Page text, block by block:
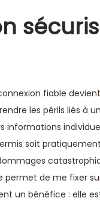
fiable
les périls liés à
informations
soit
de me fixer
un bénéfice : elle